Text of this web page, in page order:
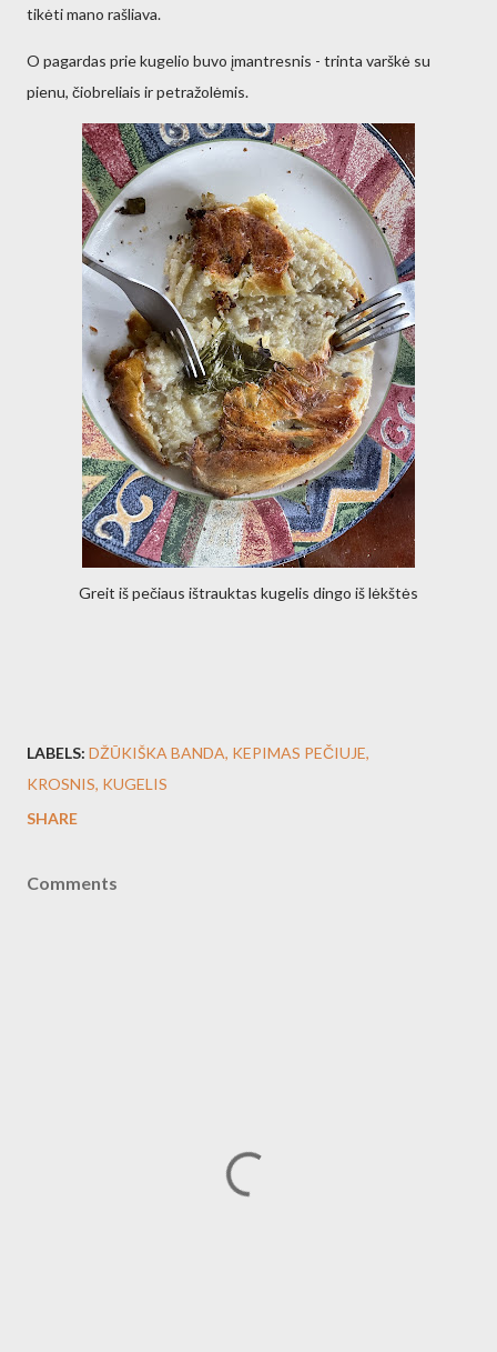
tikėti mano rašliava.
O pagardas prie kugelio buvo įmantresnis - trinta varškė su
pienu, čiobreliais ir petražolėmis.
Greit iš pečiaus ištrauktas kugelis dingo iš lėkštės
LABELS: DŽŪKIŠKA BANDA KEPIMAS PEČIUJE
KROSNIS KUGELIS
SHARE
Comments